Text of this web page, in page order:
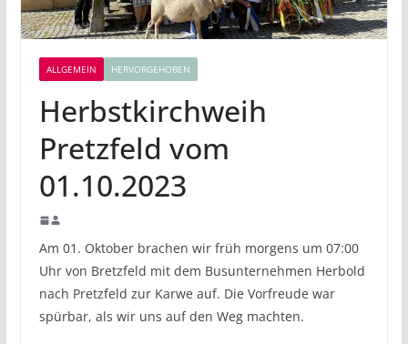
ALLGEMEIN HERVORGEHOBEN
Herbstkirchweih
Pretzfeld vom
01.10.2023
Am 01. Oktober brachen wir früh morgens um 07:00
Uhr von Bretzfeld mit dem Busunternehmen Herbold
nach Pretzfeld zur Karwe auf. Die Vorfreude war
spürbar, als wir uns auf den Weg machten.